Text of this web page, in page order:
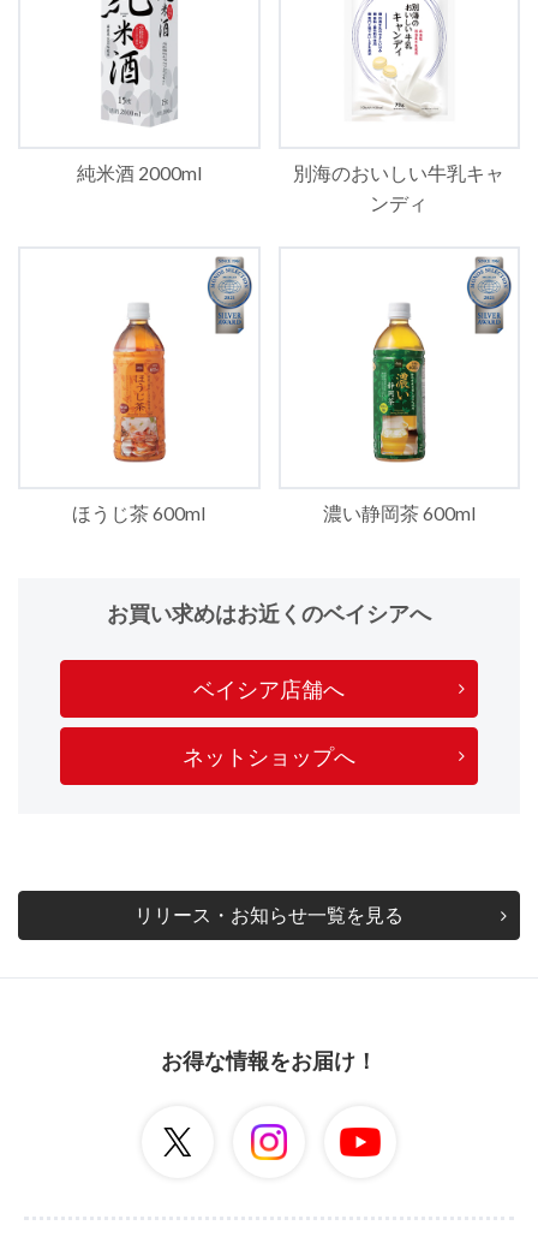
純米酒 2000ml
別海のおいしい牛乳キャ
ンディ
ほうじ茶 600ml 濃い静岡茶 600ml
お買い求めはお近くのベイシアへ
ベイシア店舗へ
ネットショップへ
リリース・お知らせ一覧を見る
お得な情報をお届け！